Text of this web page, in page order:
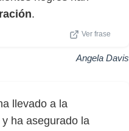
.
Ver frase
Angela Davis
llevado a la
ha asegurado la